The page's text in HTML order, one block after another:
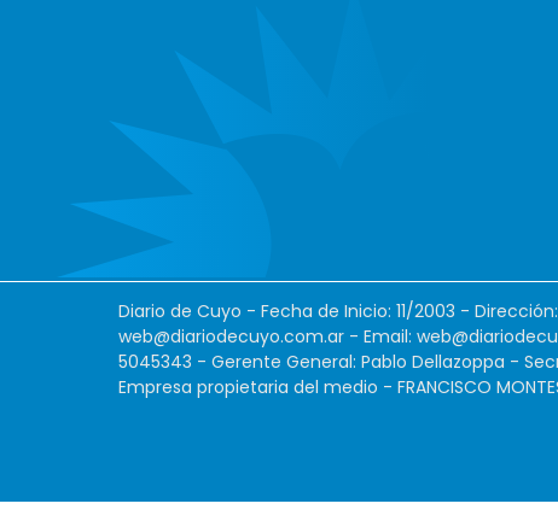
Diario de Cuyo - Fecha de Inicio: 11/2003 -
web@diariodecuyo.com.ar - Email:
5045343 - Gerente General: Pablo Dellazoppa -
Empresa propietaria del medio - FRANCISCO